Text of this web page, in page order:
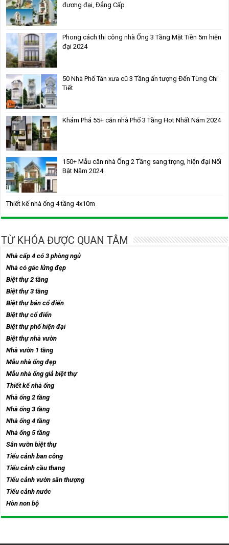
đương đại, Đẳng Cấp
Phong cách thi công nhà Ống 3 Tầng Mặt Tiền 5m hiện
đại 2024
50 Nhà Phố Tân xưa cũ 3 Tầng ấn tượng Đến Từng Chi
Tiết
Khám Phá 55+ căn nhà Phố 3 Tầng Hot Nhất Năm 2024
150+ Mẫu căn nhà Ống 2 Tầng sang trọng, hiện đại Nổi
Bật Năm 2024
Thiết kế nhà ống 4 tầng 4x10m
TỪ KHÓA ĐƯỢC QUAN TÂM
Nhà cấp 4 có 3 phòng ngủ
Nhà có gác lửng đẹp
Biệt thự 2 tầng
Biệt thự 3 tầng
Biệt thự bán cổ điển
Biệt thự cổ điển
Biệt thự phố hiện đại
Biệt thự nhà vườn
Nhà vườn 1 tầng
Mẫu nhà ống đẹp
Mẫu nhà ống giả biệt thự
Thiết kế nhà ống
Nhà ống 2 tầng
Nhà ống 3 tầng
Nhà ống 4 tầng
Nhà ống 5 tầng
Sân vườn biệt thự
Tiểu cảnh ban công
Tiểu cảnh cầu thang
Tiểu cảnh vườn sân thượng
Tiểu cảnh nước
Hòn non bộ